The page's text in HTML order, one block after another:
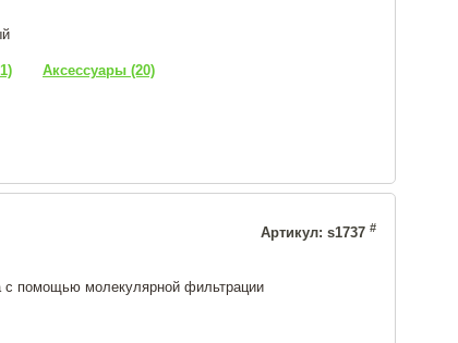
Аксессуары (20)
Артикул: s1737 #
с помощью молекулярной фильтрации